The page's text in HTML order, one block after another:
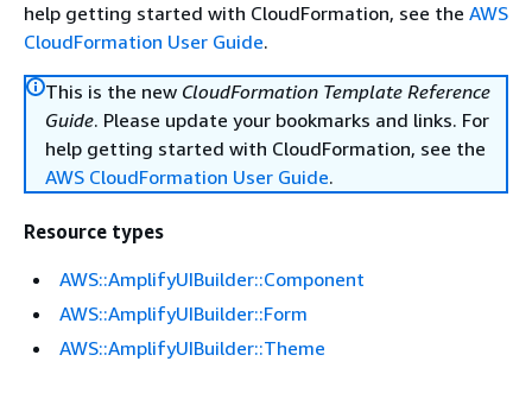
help getting started with CloudFormation, see the AWS
CloudFormation User Guide.
This is the new CloudFormation Template Reference
Guide. Please update your bookmarks and links. For
help getting started with CloudFormation, see the
AWS CloudFormation User Guide.
Resource types
AWS::AmplifyUIBuilder::Component
AWS::AmplifyUIBuilder::Form
AWS::AmplifyUIBuilder::Theme